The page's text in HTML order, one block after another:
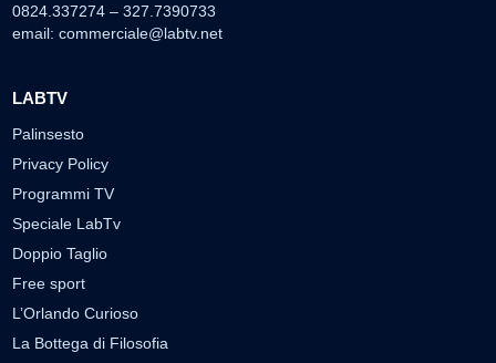
0824.337274 – 327.7390733
email: commerciale@labtv.net
LABTV
Palinsesto
Privacy Policy
Programmi TV
Speciale LabTv
Doppio Taglio
Free sport
L’Orlando Curioso
La Bottega di Filosofia